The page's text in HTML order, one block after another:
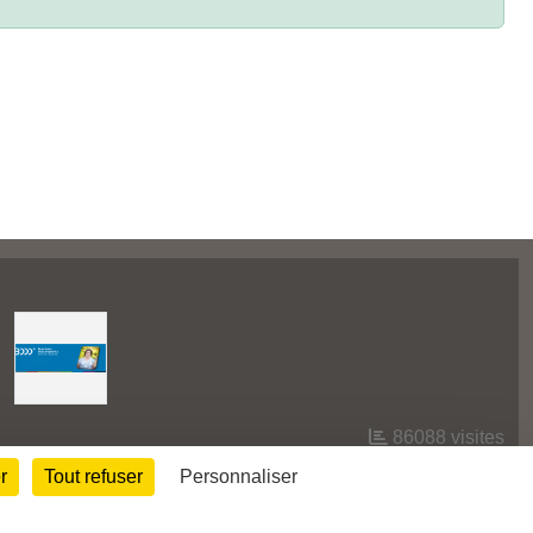
86088 visites
Tout refuser Personnaliser